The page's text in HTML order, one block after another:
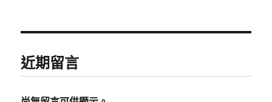
近期留言